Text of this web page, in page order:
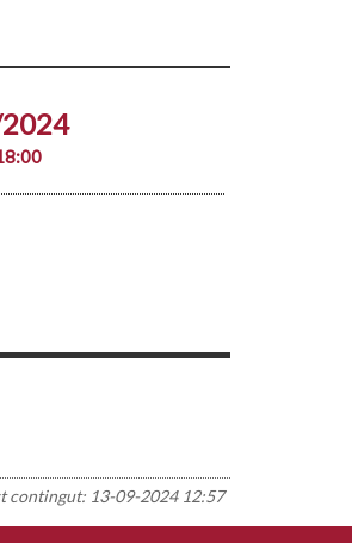
contingut: 13-09-2024 12:57